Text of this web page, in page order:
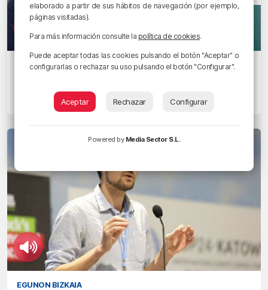
EL COMENTARIO
5/09/2022 • 11:12 • KOLDO CAMPO
EGUNON BIZKAIA
elaborado a partir de sus hábitos de navegación (por ejemplo,
páginas visitadas).
Para más información consulte la política de cookies.
Puede aceptar todas las cookies pulsando el botón "Aceptar" o
configurarlas o rechazar su uso pulsando el botón "Configurar".
Aceptar Rechazar Configurar
Powered by Media Sector S.L.